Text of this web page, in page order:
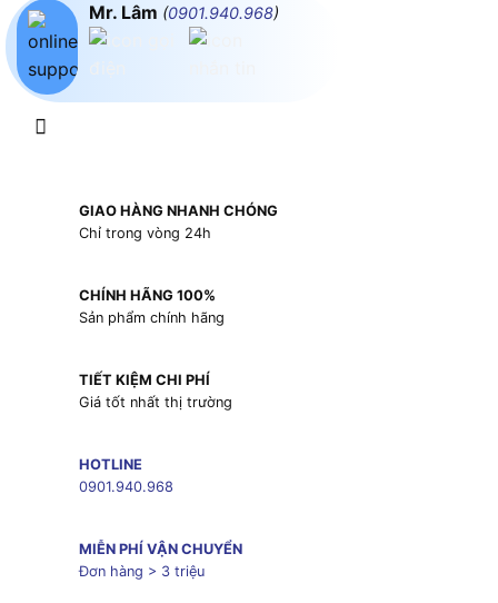
Mr. Lâm (0901.940.968)
GIAO HÀNG NHANH CHÓNG
Chỉ trong vòng 24h
CHÍNH HÃNG 100%
Sản phẩm chính hãng
TIẾT KIỆM CHI PHÍ
Giá tốt nhất thị trường
HOTLINE
0901.940.968
MIỄN PHÍ VẬN CHUYỂN
Đơn hàng > 3 triệu